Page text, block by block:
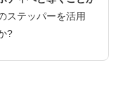
ステッパーを活用
?